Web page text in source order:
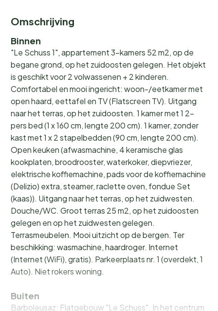
Omschrijving
Binnen
"Le Schuss 1", appartement 3-kamers 52 m2, op de
begane grond, op het zuidoosten gelegen. Het objekt
is geschikt voor 2 volwassenen + 2 kinderen.
Comfortabel en mooi ingericht: woon-/eetkamer met
open haard, eettafel en TV (Flatscreen TV). Uitgang
naar het terras, op het zuidoosten. 1 kamer met 1 2-
pers bed (1 x 160 cm, lengte 200 cm). 1 kamer, zonder
kast met 1 x 2 stapelbedden (90 cm, lengte 200 cm).
Open keuken (afwasmachine, 4 keramische glas
kookplaten, broodrooster, waterkoker, diepvriezer,
elektrische koffiemachine, pads voor de koffiemachine
(Delizio) extra, steamer, raclette oven, fondue Set
(kaas)). Uitgang naar het terras, op het zuidwesten.
Douche/WC. Groot terras 25 m2, op het zuidoosten
gelegen en op het zuidwesten gelegen.
Terrasmeubelen. Mooi uitzicht op de bergen. Ter
beschikking: wasmachine, haardroger. Internet
(Internet (WiFi), gratis). Parkeerplaats nr. 1 (overdekt, 1
Auto). Niet rokers woning.
Buiten
Barboleusaz: Flatgebouw "Le Schuss". In het centrum